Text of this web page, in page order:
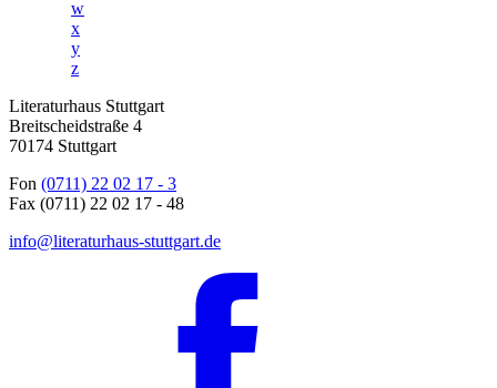
w
x
y
z
Literaturhaus Stuttgart
Breitscheidstraße 4
70174 Stuttgart
Fon (0711) 22 02 17 - 3
Fax (0711) 22 02 17 - 48
info@literaturhaus-stuttgart.de